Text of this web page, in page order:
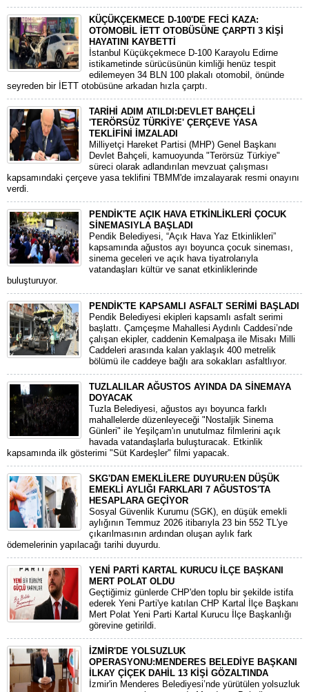
KÜÇÜKÇEKMECE D-100'DE FECİ KAZA:
OTOMOBİL İETT OTOBÜSÜNE ÇARPTI 3 KİŞİ
HAYATINI KAYBETTİ
​İstanbul Küçükçekmece D-100 Karayolu Edirne
istikametinde sürücüsünün kimliği henüz tespit
edilemeyen 34 BLN 100 plakalı otomobil, önünde
seyreden bir İETT otobüsüne arkadan hızla çarptı.
TARİHİ ADIM ATILDI:DEVLET BAHÇELİ
'TERÖRSÜZ TÜRKİYE' ÇERÇEVE YASA
TEKLİFİNİ İMZALADI
​Milliyetçi Hareket Partisi (MHP) Genel Başkanı
Devlet Bahçeli, kamuoyunda "Terörsüz Türkiye"
süreci olarak adlandırılan mevzuat çalışması
kapsamındaki çerçeve yasa teklifini TBMM'de imzalayarak resmi onayını
verdi.
PENDİK'TE AÇIK HAVA ETKİNLİKLERİ ÇOCUK
SİNEMASIYLA BAŞLADI
Pendik Belediyesi, “Açık Hava Yaz Etkinlikleri”
kapsamında ağustos ayı boyunca çocuk sineması,
sinema geceleri ve açık hava tiyatrolarıyla
vatandaşları kültür ve sanat etkinliklerinde
buluşturuyor.
PENDİK'TE KAPSAMLI ASFALT SERİMİ BAŞLADI
Pendik Belediyesi ekipleri kapsamlı asfalt serimi
başlattı. Çamçeşme Mahallesi Aydınlı Caddesi’nde
çalışan ekipler, caddenin Kemalpaşa ile Misakı Milli
Caddeleri arasında kalan yaklaşık 400 metrelik
bölümü ile caddeye bağlı ara sokakları asfaltlıyor.
TUZLALILAR AĞUSTOS AYINDA DA SİNEMAYA
DOYACAK
Tuzla Belediyesi, ağustos ayı boyunca farklı
mahallelerde düzenleyeceği "Nostaljik Sinema
Günleri" ile Yeşilçam'ın unutulmaz filmlerini açık
havada vatandaşlarla buluşturacak. Etkinlik
kapsamında ilk gösterimi "Süt Kardeşler" filmi yapacak.
SKG'DAN EMEKLİLERE DUYURU:EN DÜŞÜK
EMEKLİ AYLIĞI FARKLARI 7 AĞUSTOS'TA
HESAPLARA GEÇİYOR
​Sosyal Güvenlik Kurumu (SGK), en düşük emekli
aylığının Temmuz 2026 itibarıyla 23 bin 552 TL'ye
çıkarılmasının ardından oluşan aylık fark
ödemelerinin yapılacağı tarihi duyurdu.
YENİ PARTİ KARTAL KURUCU İLÇE BAŞKANI
MERT POLAT OLDU
Geçtiğimiz günlerde CHP'den toplu bir şekilde istifa
ederek Yeni Parti'ye katılan CHP Kartal İlçe Başkanı
Mert Polat Yeni Parti Kartal Kurucu İlçe Başkanlığı
görevine getirildi.
İZMİR'DE YOLSUZLUK
OPERASYONU:MENDERES BELEDİYE BAŞKANI
İLKAY ÇİÇEK DAHİL 13 KİŞİ GÖZALTINDA
​İzmir'in Menderes Belediyesi’nde yürütülen yolsuzluk